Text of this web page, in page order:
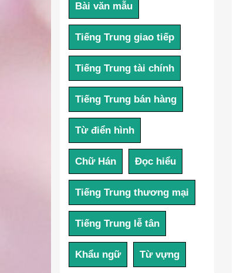
Bài văn mẫu
Tiếng Trung giao tiếp
Tiếng Trung tài chính
Tiếng Trung bán hàng
Từ điển hình
Chữ Hán Đọc hiểu
Tiếng Trung thương mại
Tiếng Trung lễ tân
Khẩu ngữ Từ vựng